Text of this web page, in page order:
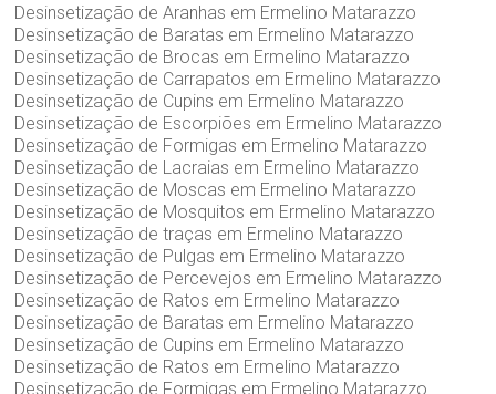
Desinsetização de Aranhas em Ermelino Matarazzo
Desinsetização de Baratas em Ermelino Matarazzo
Desinsetização de Brocas em Ermelino Matarazzo
Desinsetização de Carrapatos em Ermelino Matarazzo
Desinsetização de Cupins em Ermelino Matarazzo
Desinsetização de Escorpiões em Ermelino Matarazzo
Desinsetização de Formigas em Ermelino Matarazzo
Desinsetização de Lacraias em Ermelino Matarazzo
Desinsetização de Moscas em Ermelino Matarazzo
Desinsetização de Mosquitos em Ermelino Matarazzo
Desinsetização de traças em Ermelino Matarazzo
Desinsetização de Pulgas em Ermelino Matarazzo
Desinsetização de Percevejos em Ermelino Matarazzo
Desinsetização de Ratos em Ermelino Matarazzo
Desinsetização de Baratas em Ermelino Matarazzo
Desinsetização de Cupins em Ermelino Matarazzo
Desinsetização de Ratos em Ermelino Matarazzo
Desinsetização de Formigas em Ermelino Matarazzo